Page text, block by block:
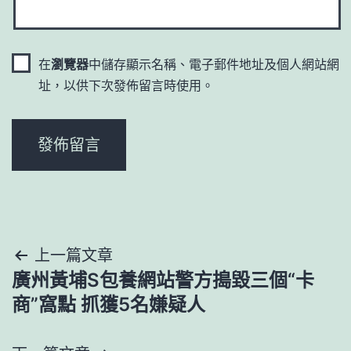
在瀏覽器中儲存顯示名稱、電子郵件地址及個人網站網
址，以供下次發佈留言時使用。
文
章
上一篇文章
廣州黃埔S包養網站警方搗毀三個“卡
商”窩點 抓獲5名嫌疑人